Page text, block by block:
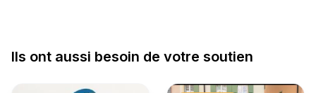
Ils ont aussi besoin de votre soutien